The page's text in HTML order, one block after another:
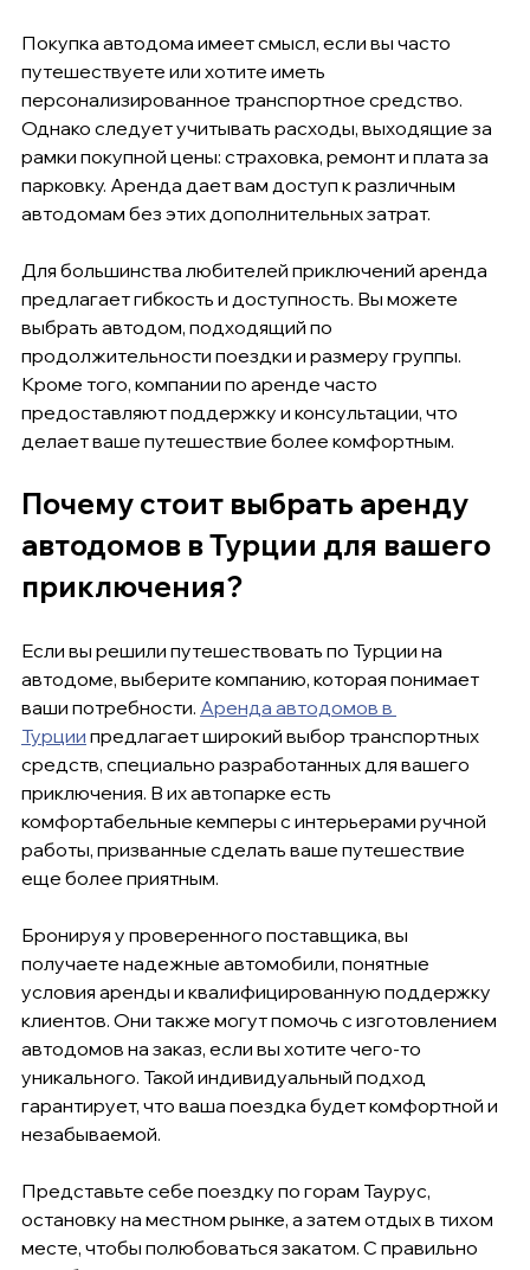
Покупка автодома имеет смысл, если вы часто
путешествуете или хотите иметь
персонализированное транспортное средство.
Однако следует учитывать расходы, выходящие за
рамки покупной цены: страховка, ремонт и плата за
парковку. Аренда дает вам доступ к различным
автодомам без этих дополнительных затрат.
Для большинства любителей приключений аренда
предлагает гибкость и доступность. Вы можете
выбрать автодом, подходящий по
продолжительности поездки и размеру группы.
Кроме того, компании по аренде часто
предоставляют поддержку и консультации, что
делает ваше путешествие более комфортным.
Почему стоит выбрать аренду
автодомов в Турции для вашего
приключения?
Если вы решили путешествовать по Турции на
автодоме, выберите компанию, которая понимает
ваши потребности. Аренда автодомов в
Турции предлагает широкий выбор транспортных
средств, специально разработанных для вашего
приключения. В их автопарке есть
комфортабельные кемперы с интерьерами ручной
работы, призванные сделать ваше путешествие
еще более приятным.
Бронируя у проверенного поставщика, вы
получаете надежные автомобили, понятные
условия аренды и квалифицированную поддержку
клиентов. Они также могут помочь с изготовлением
автодомов на заказ, если вы хотите чего-то
уникального. Такой индивидуальный подход
гарантирует, что ваша поездка будет комфортной и
незабываемой.
Представьте себе поездку по горам Таурус,
остановку на местном рынке, а затем отдых в тихом
месте, чтобы полюбоваться закатом. С правильно